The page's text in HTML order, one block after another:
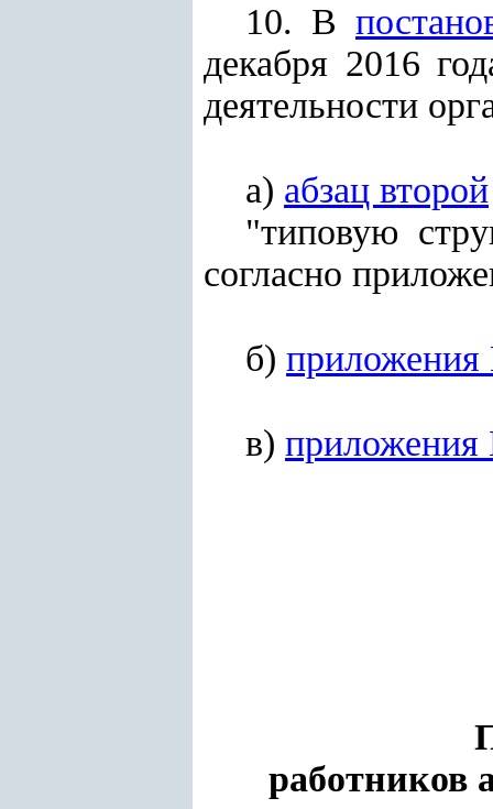
10. В
декабря 2016
деятельности
а) абзац второй
"типовую
согласно
б) приложения
в) приложения
работников